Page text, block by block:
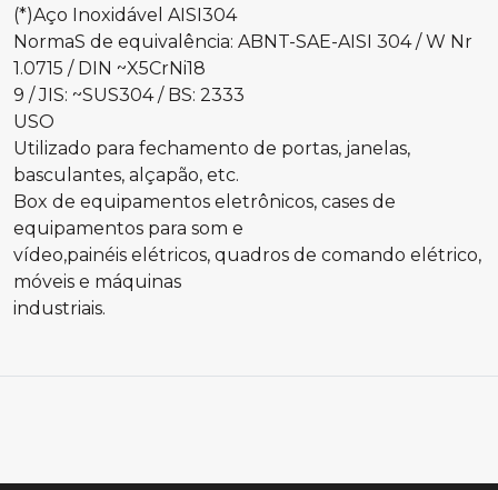
(*)Aço Inoxidável AISI304
NormaS de equivalência: ABNT-SAE-AISI 304 / W Nr
1.0715 / DIN ~X5CrNi18
9 / JIS: ~SUS304 / BS: 2333
USO
Utilizado para fechamento de portas, janelas,
basculantes, alçapão, etc.
Box de equipamentos eletrônicos, cases de
equipamentos para som e
vídeo,painéis elétricos, quadros de comando elétrico,
móveis e máquinas
industriais.